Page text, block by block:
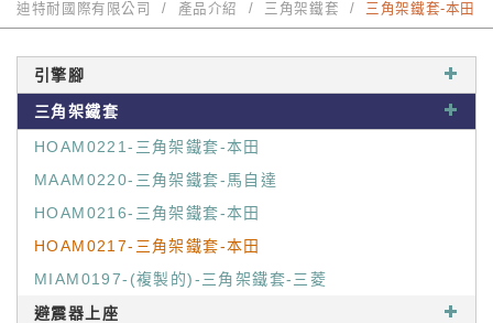
迪特耐國際有限公司 產品介紹 三角架鐵套 三角架鐵套-本田
引擎腳
三角架鐵套
HOAM0221-三角架鐵套-本田
MAAM0220-三角架鐵套-馬自達
HOAM0216-三角架鐵套-本田
HOAM0217-三角架鐵套-本田
MIAM0197-(複製的)-三角架鐵套-三菱
避震器上座